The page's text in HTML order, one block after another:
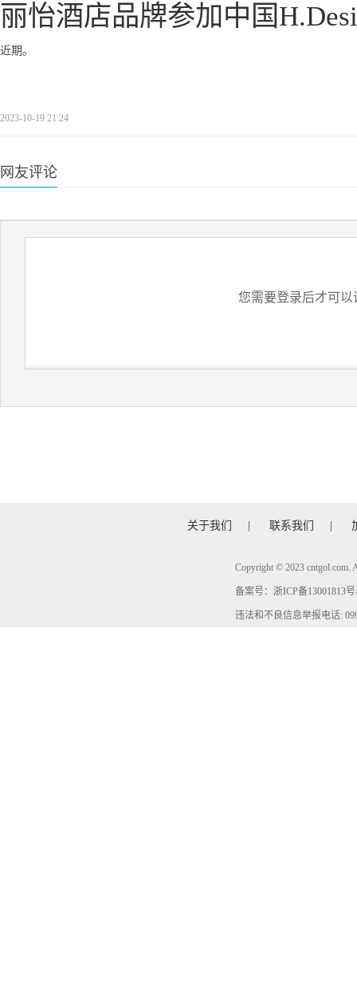
丽怡酒店品牌参加中国
近期。
2023-10-19 21:24
网友评论
您需要登录后才可以
关于我们 联系我们
Copyright © 2023
备案号： 浙ICP备13001813
违法和不良信息举报电话: